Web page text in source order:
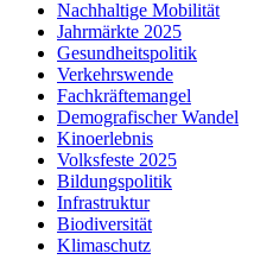
Nachhaltige Mobilität
Jahrmärkte 2025
Gesundheitspolitik
Verkehrswende
Fachkräftemangel
Demografischer Wandel
Kinoerlebnis
Volksfeste 2025
Bildungspolitik
Infrastruktur
Biodiversität
Klimaschutz